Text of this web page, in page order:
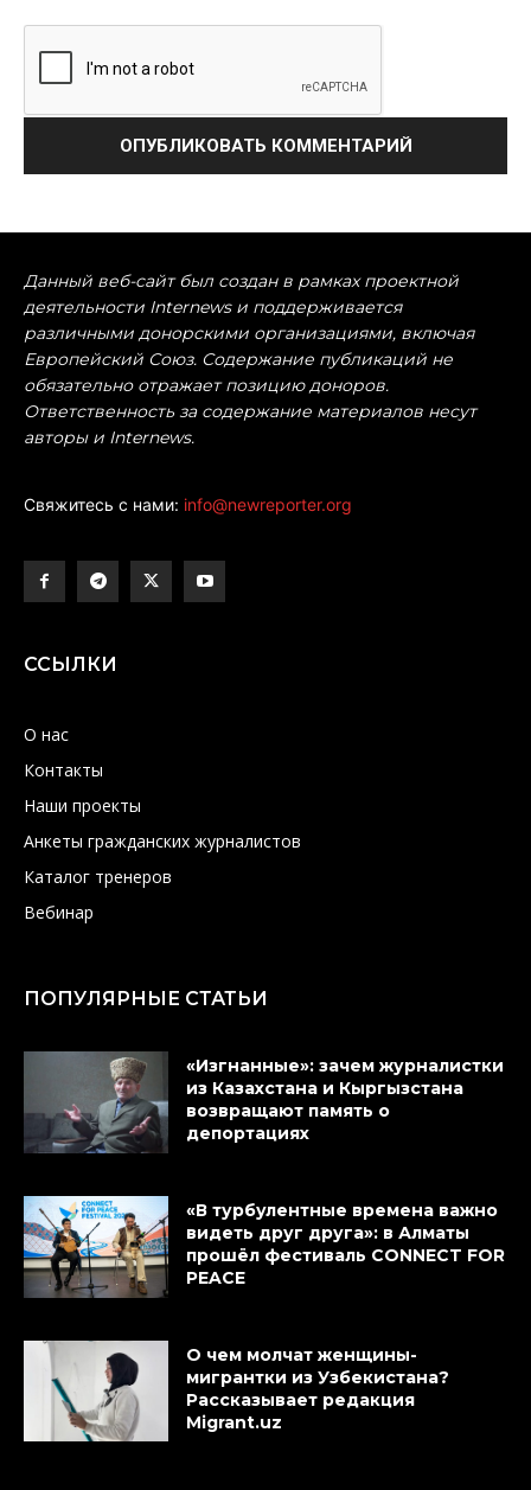
Данный веб-сайт был создан в рамках проектной
деятельности Internews и поддерживается
различными донорскими организациями, включая
Европейский Союз. Содержание публикаций не
обязательно отражает позицию доноров.
Ответственность за содержание материалов несут
авторы и Internews.
Свяжитесь с нами: info@newreporter.org
ССЫЛКИ
О нас
Контакты
Наши проекты
Анкеты гражданских журналистов
Каталог тренеров
Вебинар
ПОПУЛЯРНЫЕ СТАТЬИ
«Изгнанные»: зачем журналистки
из Казахстана и Кыргызстана
возвращают память о
депортациях
«В турбулентные времена важно
видеть друг друга»: в Алматы
прошёл фестиваль CONNECT FOR
PEACE
О чем молчат женщины-
мигрантки из Узбекистана?
Рассказывает редакция
Migrant.uz